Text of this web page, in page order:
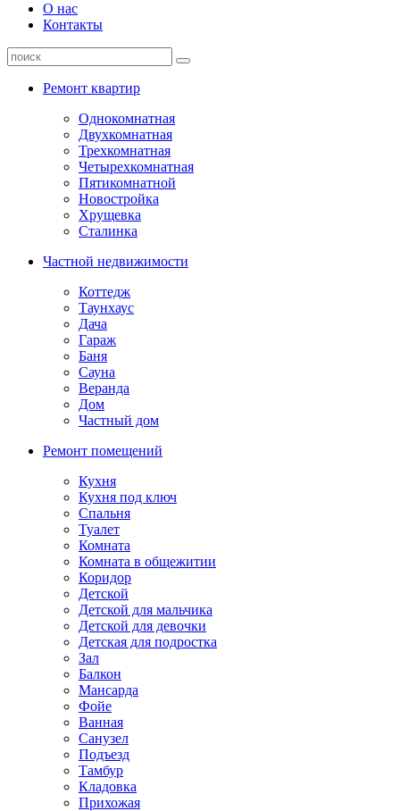
О нас
Контакты
Ремонт квартир
Однокомнатная
Двухкомнатная
Трехкомнатная
Четырехкомнатная
Пятикомнатной
Новостройка
Хрущевка
Сталинка
Частной недвижимости
Коттедж
Таунхаус
Дача
Гараж
Баня
Сауна
Веранда
Дом
Частный дом
Ремонт помещений
Кухня
Кухня под ключ
Спальня
Туалет
Комната
Комната в общежитии
Коридор
Детской
Детской для мальчика
Детской для девочки
Детская для подростка
Зал
Балкон
Мансарда
Фойе
Ванная
Санузел
Подъезд
Тамбур
Кладовка
Прихожая